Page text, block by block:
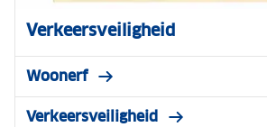
Verkeersveiligheid
Woonerf
Verkeersveiligheid